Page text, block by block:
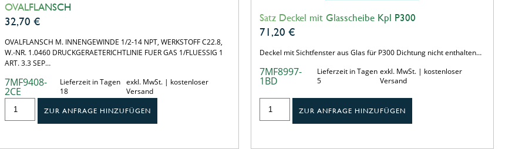
OVALFLANSCH
32,70 €
OVALFLANSCH M. INNENGEWINDE 1/2-14 NPT, WERKSTOFF C22.8,
W.-NR. 1.0460 DRUCKGERAETERICHTLINIE FUER GAS 1/FLUESSIG 1
ART. 3.3 SEP…
7MF9408-
2CE
Lieferzeit in Tagen
18
exkl. MwSt. | kostenloser
Versand
ZUR ANFRAGE HINZUFÜGEN
Satz Deckel mit Glasscheibe Kpl P300
71,20 €
Deckel mit Sichtfenster aus Glas für P300 Dichtung nicht enthalten…
7MF8997-
1BD
Lieferzeit in Tagen
5
exkl. MwSt. | kostenloser
Versand
ZUR ANFRAGE HINZUFÜGEN